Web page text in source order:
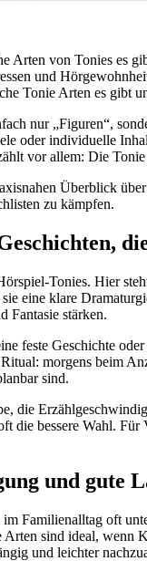
Arten von Tonies es
und
Tonie Arten es gibt
nur „Figuren“,
oder individuelle
vor allem: Die
Überblick
zu kämpfen.
Tonies. Hier
eine klare
Fantasie stärken.
feste Geschichte
morgens beim
sind.
die
die bessere Wahl.
und gute
Familienalltag oft
sind ideal, wenn
und leichter